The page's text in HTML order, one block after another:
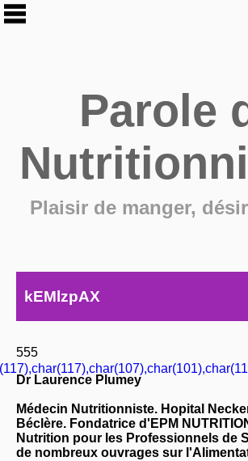
Parole
Plaisir de manger,
kEMlzpAX
555
Dr Laurence Plumey
Médecin Nutritionniste. Hopital
Béclère. Fondatrice d'EPM
Nutrition pour les Professionnels de
de nombreux ouvrages sur